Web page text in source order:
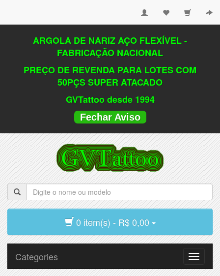
ARGOLA DE NARIZ AÇO FLEXÍVEL -
FABRICAÇÃO NACIONAL
PREÇO DE REVENDA PARA LOTES COM
50PÇS SUPER ATACADO
GVTattoo desde 1994
Fechar Aviso
0 item(s) - R$ 0,00
Categories
Toggle